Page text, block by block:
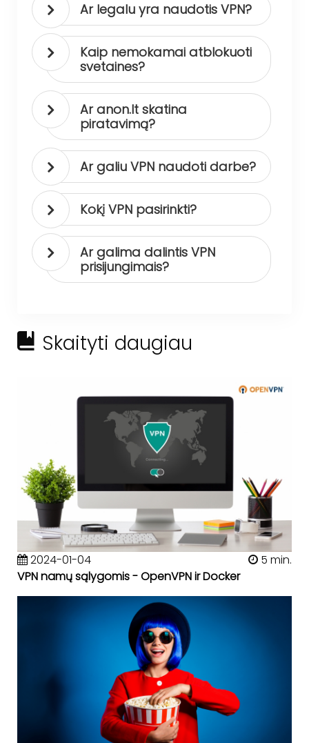
Ar legalu yra naudotis VPN?
Kaip nemokamai atblokuoti
svetaines?
Ar anon.lt skatina
piratavimą?
Ar galiu VPN naudoti darbe?
Kokį VPN pasirinkti?
Ar galima dalintis VPN
prisijungimais?
Skaityti daugiau
2024-01-04
5 min.
VPN namų sąlygomis - OpenVPN ir Docker